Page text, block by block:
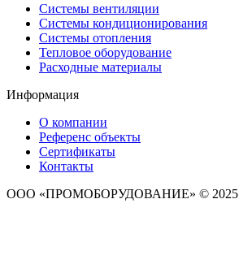
Системы вентиляции
Системы кондиционирования
Системы отопления
Тепловое оборудование
Расходные материалы
Информация
О компании
Референс объекты
Сертификаты
Контакты
ООО «ПРОМОБОРУДОВАНИЕ» © 2025